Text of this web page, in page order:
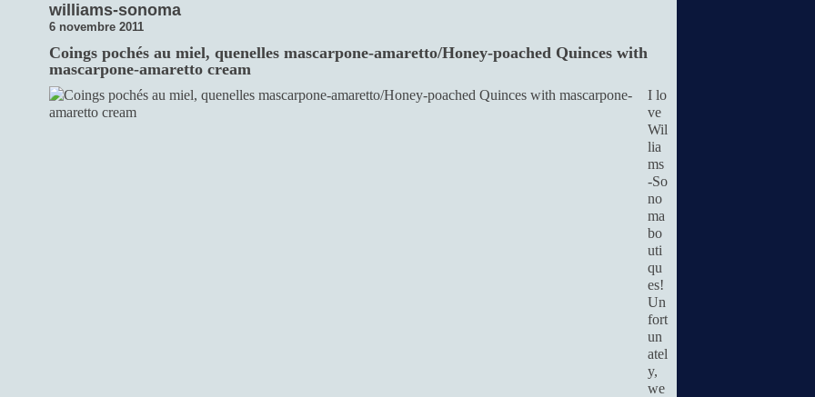
williams-sonoma
6 novembre 2011
Coings pochés au miel, quenelles mascarpone-amaretto/Honey-poached Quinces with
mascarpone-amaretto cream
I lo
ve
Wil
lia
ms
-So
no
ma
bo
uti
qu
es!
Un
fort
un
atel
y,
we